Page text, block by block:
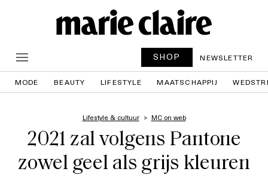
SHOP NEWSLETTER
MODE BEAUTY LIFESTYLE MAATSCHAPPIJ
Lifestyle & cultuur MC on web
2021 zal volgens Pantone
zowel geel als grijs kleuren